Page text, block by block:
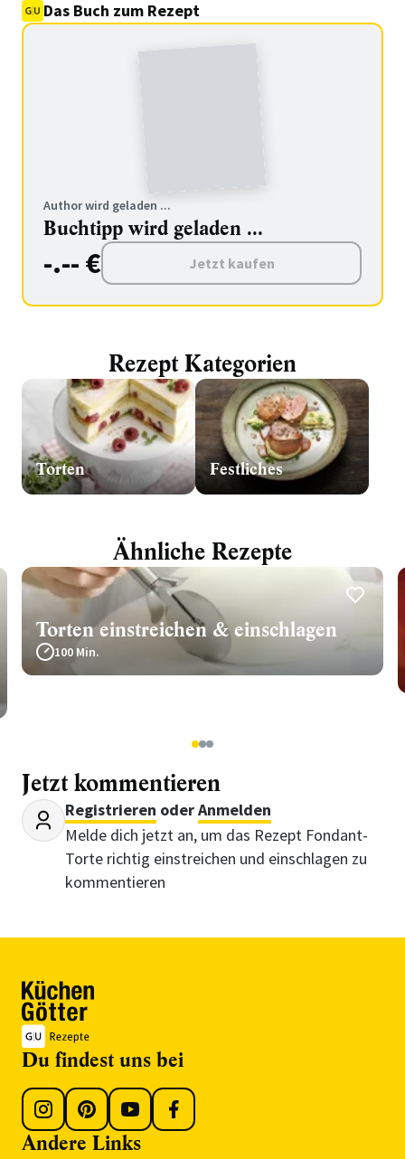
Das Buch zum Rezept
Author wird geladen ...
Buchtipp wird geladen ...
-.-- € Jetzt kaufen
Rezept Kategorien
Torten Festliches
Ähnliche Rezepte
Torten einstreichen & einschlagen
100 Min.
123
Jetzt kommentieren
Registrieren oderAnmelden
Melde dich jetzt an, um das Rezept Fondant-
Torte richtig einstreichen und einschlagen zu
kommentieren
Du findest uns bei
Andere Links